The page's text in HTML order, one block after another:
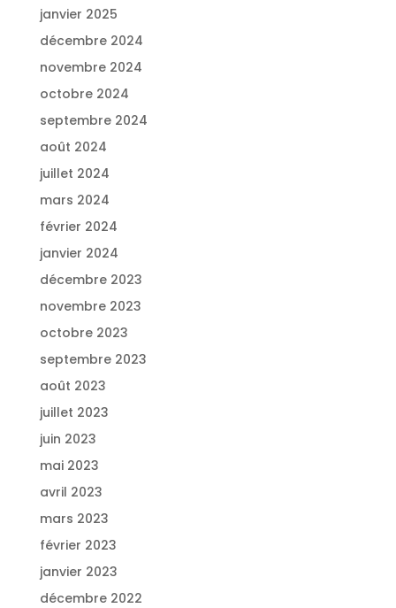
janvier 2025
décembre 2024
novembre 2024
octobre 2024
septembre 2024
août 2024
juillet 2024
mars 2024
février 2024
janvier 2024
décembre 2023
novembre 2023
octobre 2023
septembre 2023
août 2023
juillet 2023
juin 2023
mai 2023
avril 2023
mars 2023
février 2023
janvier 2023
décembre 2022